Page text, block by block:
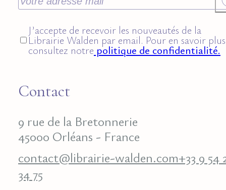
J’accepte de recevoir les nouveautés de la
Librairie Walden par email. Pour en savoir
consultez notre politique de confidentialité.
Contact
9 rue de la Bretonnerie
45000 Orléans - France
contact@librairie-walden.com+33 9 54
34 75